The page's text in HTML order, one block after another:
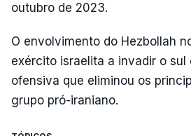
outubro de 2023.
O envolvimento do Hezbollah
exército israelita a invadir o sul
ofensiva que eliminou os
grupo pró-iraniano.